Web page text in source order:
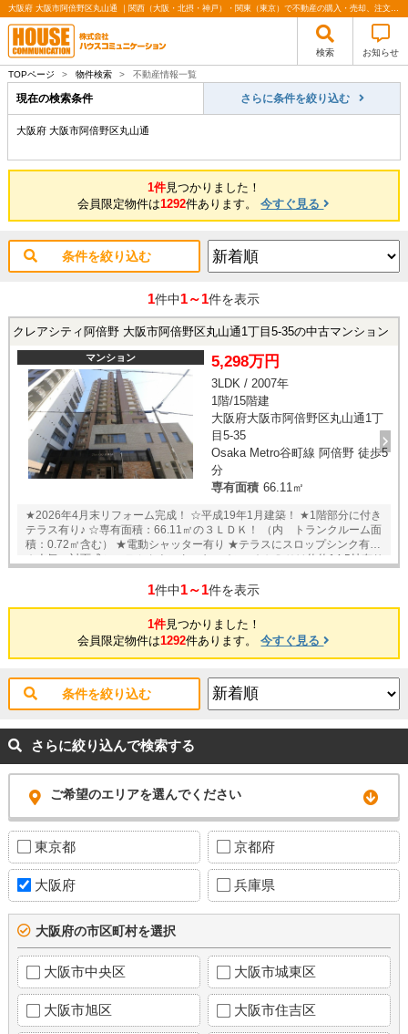
大阪府 大阪市阿倍野区丸山通 ｜関西（大阪・北摂・神戸）・関東（東京）で不動産の購入・売却、注文住宅、リノベーションの事なら株式会社ハウスコミュニケーション
検索 お知らせ
TOPページ > 物件検索 > 不動産情報一覧
現在の検索条件 さらに条件を絞り込む
大阪府 大阪市阿倍野区丸山通
1件見つかりました！
会員限定物件は1292件あります。今すぐ見る
条件を絞り込む
1件中1～1件を表示
クレアシティ阿倍野 大阪市阿倍野区丸山通1丁目5-35の中古マンション
マンション 5,298万円
3LDK / 2007年
1階/15階建
大阪府大阪市阿倍野区丸山通1丁
目5-35
Osaka Metro谷町線 阿倍野 徒歩5
分
専有面積 66.11㎡
★2026年4月末リフォーム完成！ ☆平成19年1月建築！ ★1階部分に付き
テラス有り♪ ☆専有面積：66.11㎡の３ＬＤＫ！ （内 トランクルーム面
積：0.72㎡含む） ★電動シャッター有り ★テラスにスロップシンク有り
☆人気の対面式システムカウンターキッチン♪ ★ＬＤＫは約約14.5帖有り
暮らせます♪(管理規約有り) ☆ＴＶモニター付インターホン付き♪ ☆大阪
ンビニ、郵便局や病院もあり生活に便利な環境です♪ 【リフォーム内
容】 ・全室クロス、フローリング貼替 ・食洗器、浄水器付システムキッ
チン新調 ・浴室乾燥機、追炊き機能付きユニットバス新調 ・トイレ、洗
面化粧台、洗濯パン新調 ・給湯器、換気扇、網戸交換 ★只今内覧予約受
付中です!是非一度ご覧下さい♪★ 当店までお電話いただくか、もしくは
24時間対応可能「内覧予約・お問い合わせ」フォームよりお問い合わせ
1件中1～1件を表示
1件見つかりました！
会員限定物件は1292件あります。今すぐ見る
条件を絞り込む
さらに絞り込んで検索する
ご希望のエリアを選んでください
東京都 京都府
大阪府 兵庫県
大阪府の市区町村を選択
大阪市中央区 大阪市城東区
大阪市旭区 大阪市住吉区